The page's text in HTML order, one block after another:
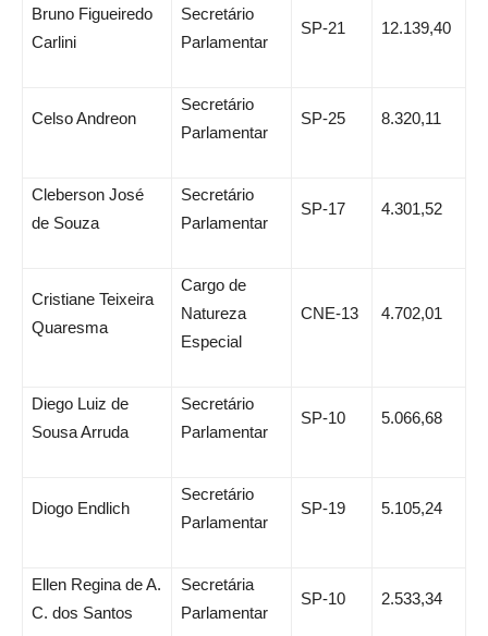
Bruno Figueiredo
Carlini
Secretário
Parlamentar
SP-21 12.139,40
Celso Andreon
Secretário
Parlamentar
SP-25 8.320,11
Cleberson José
de Souza
Secretário
Parlamentar
SP-17 4.301,52
Cristiane Teixeira
Quaresma
Cargo de
Natureza
Especial
CNE-13 4.702,01
Diego Luiz de
Sousa Arruda
Secretário
Parlamentar
SP-10 5.066,68
Diogo Endlich
Secretário
Parlamentar
SP-19 5.105,24
Ellen Regina de A.
C. dos Santos
Secretária
Parlamentar
SP-10 2.533,34